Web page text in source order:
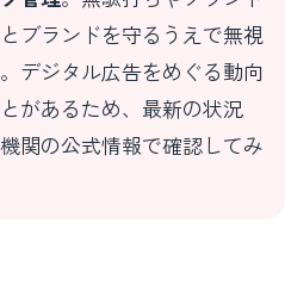
ブランドを守るうえで無視
デジタル広告をめぐる動向
があるため、最新の状況
関の公式情報で確認してみ